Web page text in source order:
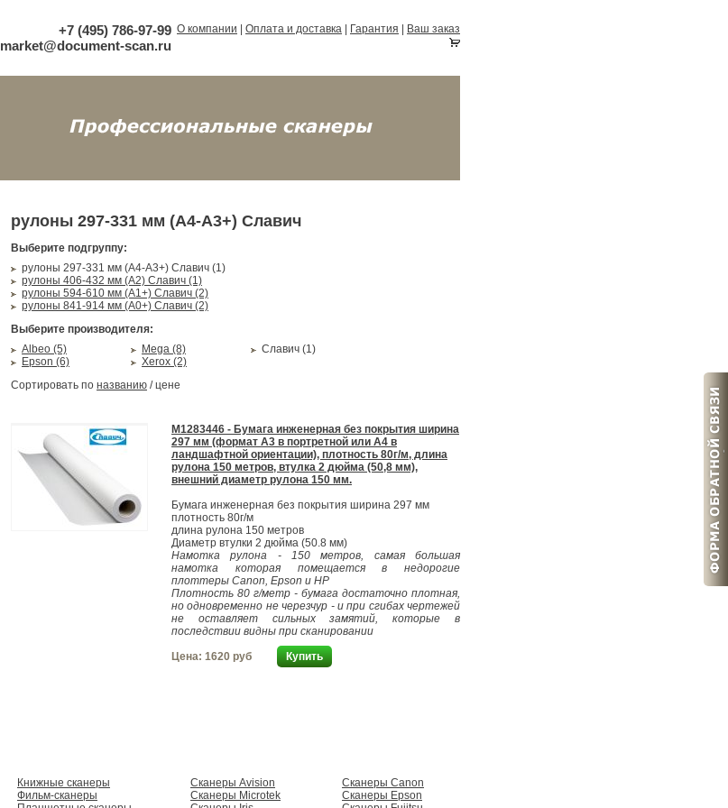
+7 (495) 786-97-99
market@document-scan.ru
О компании Оплата и доставка Гарантия Ваш заказ
рулоны 297-331 мм (A4-A3+) Славич
Выберите подгруппу:
рулоны 297-331 мм (A4-A3+) Славич (1)
рулоны 406-432 мм (A2) Славич (1)
рулоны 594-610 мм (A1+) Славич (2)
рулоны 841-914 мм (А0+) Славич (2)
Выберите производителя:
Albeo (5)
Epson (6)
Mega (8)
Xerox (2)
Славич (1)
Сортировать по названию /цене
M1283446 - Бумага инженерная без покрытия ширина
297 мм (формат А3 в портретной или А4 в
ландшафтной ориентации), плотность 80г/м, длина
рулона 150 метров, втулка 2 дюйма (50,8 мм),
внешний диаметр рулона 150 мм.
Бумага инженерная без покрытия ширина 297 мм
плотность 80г/м
длина рулона 150 метров
Диаметр втулки 2 дюйма (50.8 мм)
Намотка рулона - 150 метров, самая большая
намотка которая помещается в недорогие
плоттеры Canon, Epson и HP
Плотность 80 г/метр - бумага достаточно плотная,
но одновременно не черезчур - и при сгибах чертежей
не оставляет сильных замятий, которые в
последствии видны при сканировании
Цена: 1620 руб Купить
Книжные сканеры
Фильм-сканеры
Сканеры Avision
Сканеры Microtek
Сканеры Сanon
Сканеры Epson